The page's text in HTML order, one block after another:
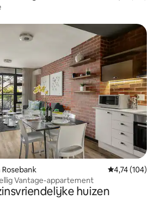
Appartement in Rosebank Gemiddelde
4,74 (104)
Vantage-appartement
huizen